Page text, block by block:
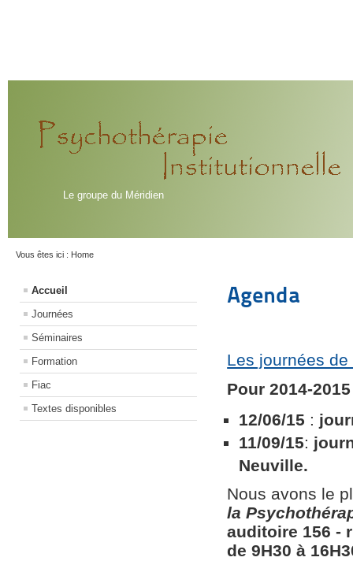
Le groupe du Méridien
Vous êtes ici : Home
Accueil
Journées
Séminaires
Formation
Fiac
Textes disponibles
Agenda
Les journées
Pour 2014-
12/06/15 :
11/09/15:
Neuville.
Nous avons le
la
auditoire 156​ ​-
de 9H30 à